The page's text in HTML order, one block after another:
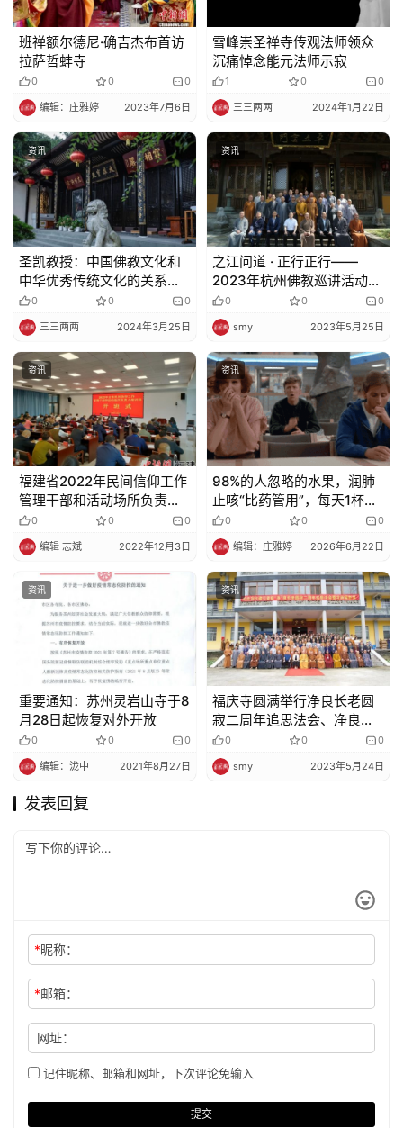
班禅额尔德尼·确吉杰布首访
拉萨哲蚌寺
0 0 0
编辑：庄雅婷 2023年7月6日
雪峰崇圣禅寺传观法师领众
沉痛悼念能元法师示寂
1 0 0
三三两两 2024年1月22日
资讯
圣凯教授：中国佛教文化和
中华优秀传统文化的关系与
界限
0 0 0
三三两两 2024年3月25日
资讯
之江问道 · 正行正行——
2023年杭州佛教巡讲活动暨
区级轮训建德第二期培训班
在建德玉泉寺举行
0 0 0
smy 2023年5月25日
资讯
福建省2022年民间信仰工作
管理干部和活动场所负责人
培训班在三明举办
0 0 0
编辑 志斌 2022年12月3日
资讯
98%的人忽略的水果，润肺
止咳“比药管用”，每天1杯，
四季常备！
0 0 0
编辑：庄雅婷 2026年6月22日
资讯
重要通知：苏州灵岩山寺于8
月28日起恢复对外开放
0 0 0
编辑：泷中 2021年8月27日
资讯
福庆寺圆满举行净良长老圆
寂二周年追思法会、净良长
老纪念堂奠基暨书画影像展
0 0 0
smy 2023年5月24日
发表回复
*昵称：
*邮箱：
网址：
记住昵称、邮箱和网址，下次评论免输入
提交